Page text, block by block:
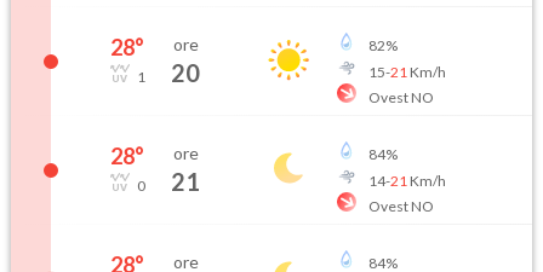
28°
1
ore
20
82%
15-21 Km/h
Ovest NO
28°
0
ore
21
84%
14-21 Km/h
Ovest NO
28° ore 84%